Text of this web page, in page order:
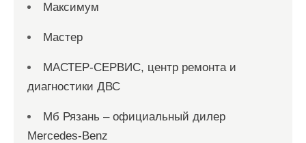
Максимум
Мастер
МАСТЕР-СЕРВИС, центр ремонта и
диагностики ДВС
Мб Рязань – официальный дилер
Mercedes-Benz